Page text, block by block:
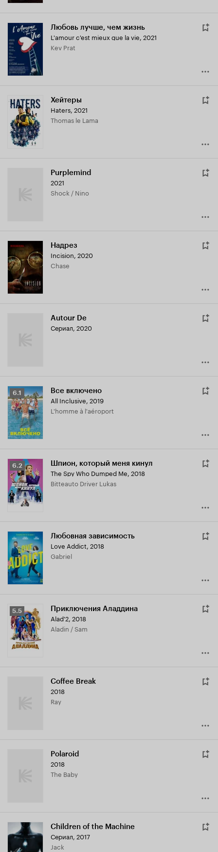
Любовь лучше, чем жизнь
L'amour c'est mieux que la vie, 2021
Kev Prat
Хейтеры
Haters, 2021
Thomas le Lama
Purplemind
2021
Shock / Nino
Надрез
Incision, 2020
Chase
Autour De
Сериал, 2020
Рейтинг
Кинопоиска
6.1
6.1 Все включено
All Inclusive, 2019
L'homme à l'aéroport
Рейтинг
Кинопоиска
6.2
6.2 Шпион, который меня кинул
The Spy Who Dumped Me, 2018
Bitteauto Driver Lukas
Любовная зависимость
Love Addict, 2018
Gabriel
Рейтинг
Кинопоиска
5.5
5.5 Приключения Аладдина
Alad'2, 2018
Aladin / Sam
Coffee Break
2018
Ray
Polaroid
2018
The Baby
Children of the Machine
Сериал, 2017
Jack